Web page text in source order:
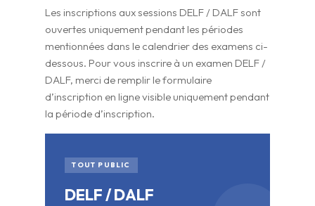
Les inscriptions aux sessions DELF / DALF sont
ouvertes uniquement pendant les périodes
mentionnées dans le calendrier des examens ci-
dessous. Pour vous inscrire à un examen DELF /
DALF, merci de remplir le formulaire
d’inscription en ligne visible uniquement pendant
la période d’inscription.
TOUT PUBLIC
DELF / DALF